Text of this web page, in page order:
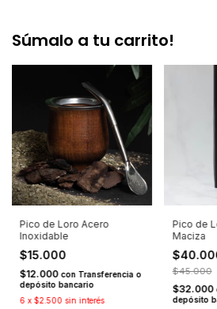
Súmalo a tu carrito!
Pico de Loro Acero
Inoxidable
$15.000
$12.000 con Transferencia o
depósito bancario
6 x $2.500 sin interés
Pico de
Maciza
$45.000
$32.000
depósito